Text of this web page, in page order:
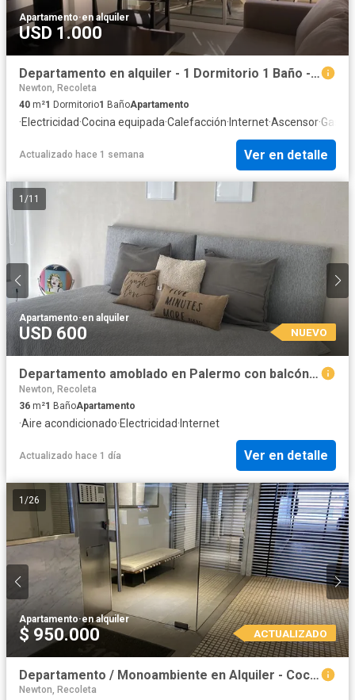
Apartamento·en alquiler
USD 1.000
Departamento en alquiler - 1 Dormitorio 1 Baño - Palermo
Newton, Recoleta
40 m²1 Dormitorio1 BañoApartamento
·Electricidad·Cocina equipada·Calefacción· Internet·Ascensor·Gas
Actualizado hace 1 semana Ver en detalle
1 /11
Apartamento·en alquiler
USD 600 NUEVO
Departamento amoblado en Palermo con balcón y lavarropas. Zona Embajada EEUU
Newton, Recoleta
36 m²1 BañoApartamento
·Aire acondicionado·Electricidad· Internet
Actualizado hace 1 día Ver en detalle
1 /26
Apartamento·en alquiler
$ 950.000 ACTUALIZADO
Departamento / Monoambiente en Alquiler - Cochera - Amenities - Palermo - Palermo Nuevo
Newton, Recoleta